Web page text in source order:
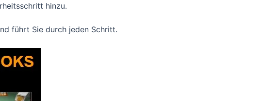
hinzu.
führt Sie durch jeden Schritt.